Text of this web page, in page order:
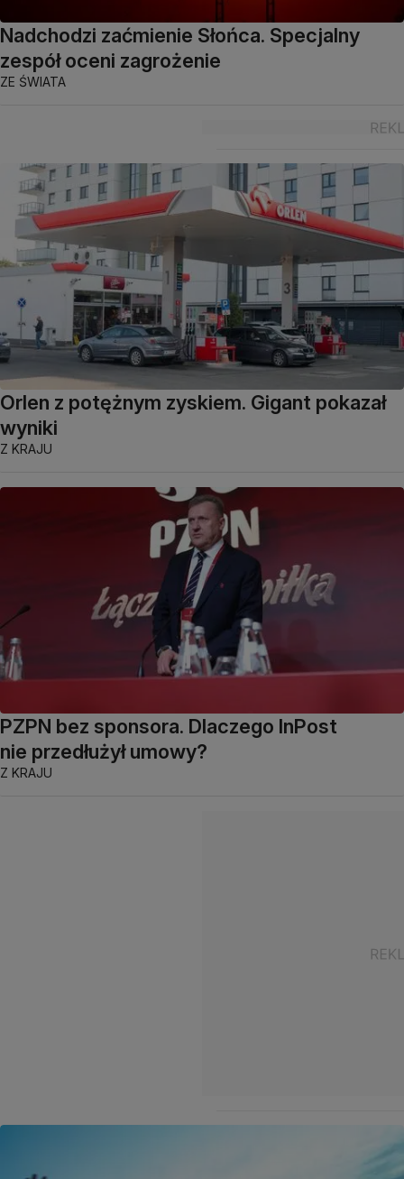
Nadchodzi zaćmienie Słońca. Specjalny
zespół oceni zagrożenie
ZE ŚWIATA
Orlen z potężnym zyskiem. Gigant pokazał
wyniki
Z KRAJU
PZPN bez sponsora. Dlaczego InPost
nie przedłużył umowy?
Z KRAJU